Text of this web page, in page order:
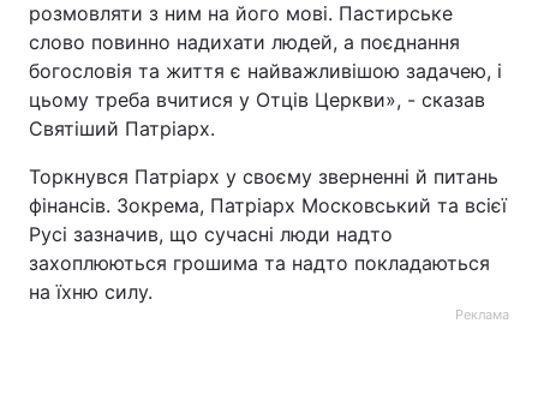
розмовляти з ним на його мові. Пастирське
слово повинно надихати людей, а поєднання
богословія та життя є найважливішою задачею, і
цьому треба вчитися у Отців Церкви», - сказав
Святіший Патріарх.
Торкнувся Патріарх у своєму зверненні й питань
фінансів. Зокрема, Патріарх Московський та всієї
Русі зазначив, що сучасні люди надто
захоплюються грошима та надто покладаються
на їхню силу.
Реклама